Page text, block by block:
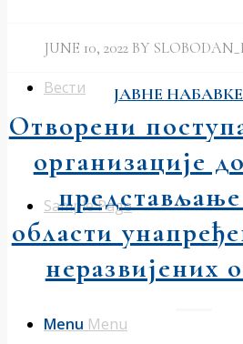
Вести
Sample Page
Menu Menu
JUNE 10, 2022 BY
ЈАВНЕ НАБАВКЕ
Отворени
организације
области
неразвијених